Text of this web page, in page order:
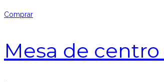
Comprar
Mesa de